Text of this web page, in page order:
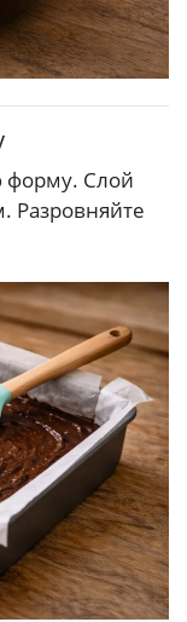
форму. Слой
Разровняйте